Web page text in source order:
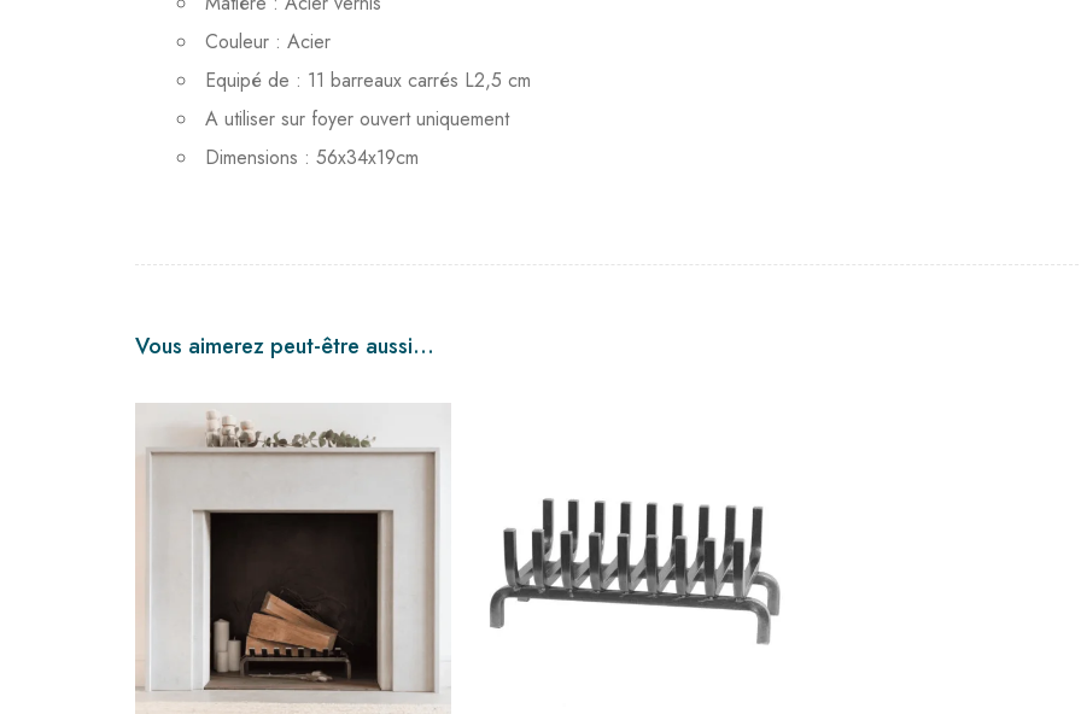
Couleur : Acier
Equipé de : 11 barreaux carrés L2,5 cm
A utiliser sur foyer ouvert uniquement
Dimensions : 56x34x19cm
Vous aimerez peut-être aussi…